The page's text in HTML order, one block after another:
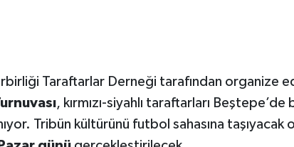
Taraftarlar Derneği tarafından organize
, kırmızı-siyahlı taraftarları
Tribün kültürünü futbol sahasına taşıyacak